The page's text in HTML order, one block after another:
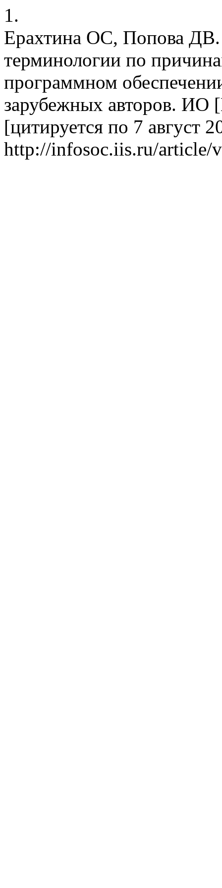
1.
Ерахтина ОС, Попова ДВ.
терминологии по
программном
зарубежных авторов. ИО
[цитируется по 7 август
http://infosoc.iis.ru/article/